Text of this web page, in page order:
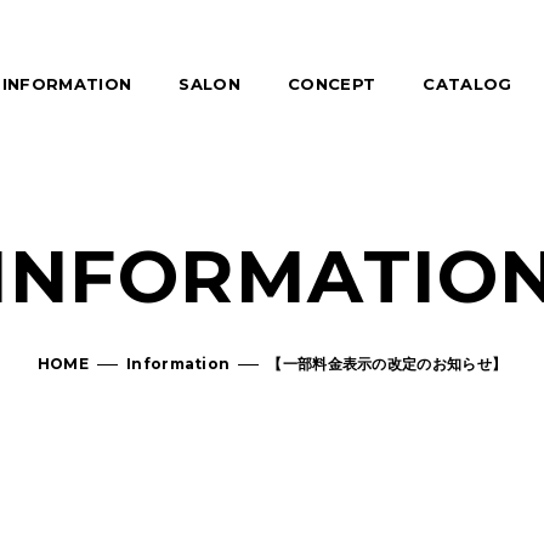
INFORMATION SALON CONCEPT CATALOG
HOME Information 【一部料金表示の改定のお知らせ】